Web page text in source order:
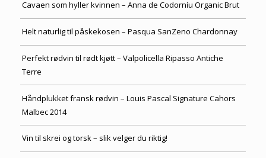
Cavaen som hyller kvinnen – Anna de Codorníu Organic Brut
Helt naturlig til påskekosen – Pasqua SanZeno Chardonnay
Perfekt rødvin til rødt kjøtt – Valpolicella Ripasso Antiche
Terre
Håndplukket fransk rødvin – Louis Pascal Signature Cahors
Malbec 2014
Vin til skrei og torsk – slik velger du riktig!